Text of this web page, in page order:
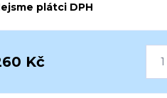
plátci DPH
Kč